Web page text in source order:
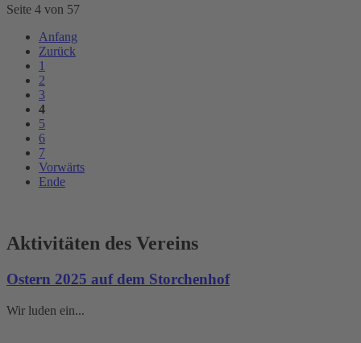
Seite 4 von 57
Anfang
Zurück
1
2
3
4
5
6
7
Vorwärts
Ende
Aktivitäten des Vereins
Ostern 2025 auf dem Storchenhof
Wir luden ein...